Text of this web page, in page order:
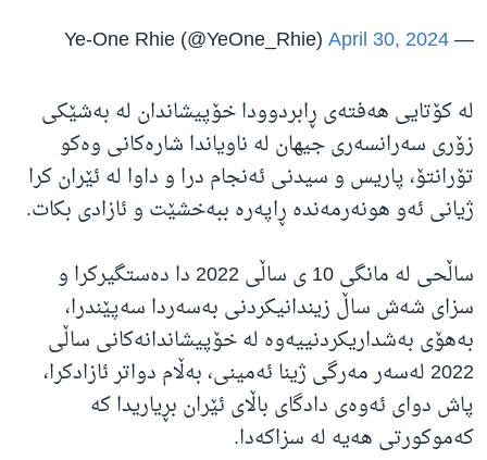
— Ye-One Rhie (@YeOne_Rhie)
April 30, 2024
لە کۆتایی هەفتەی ڕابردوودا خۆپیشاندان لە بەشێکی
زۆری سەرانسەری جیهان لە ناویاندا شارەکانی وەکو
تۆرانتۆ، پاریس و سیدنی ئەنجام درا و داوا لە ئێران کرا
ژیانی ئەو هونەرمەندە ڕاپەرە ببەخشێت و ئازادی بکات.
ساڵحی لە مانگی 10 ی ساڵی 2022 دا دەستگیرکرا و
سزای شەش ساڵ زیندانیکردنی بەسەردا سەپێندرا،
بەهۆی بەشداریکردنییەوە لە خۆپیشاندانەکانی ساڵی
2022 لەسەر مەرگی ژینا ئەمینی، بەڵام دواتر ئازادکرا،
پاش دوای ئەوەی دادگای باڵای ئێران بڕیاریدا کە
کەموکورتی هەیە لە سزاکەدا.